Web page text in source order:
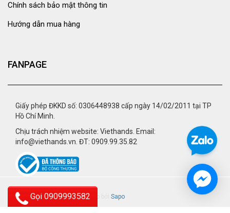
Chính sách bảo mật thông tin
Hướng dẫn mua hàng
FANPAGE
Giấy phép ĐKKD số: 0306448938 cấp ngày 14/02/2011 tại TP
Hồ Chí Minh.
Chịu trách nhiệm website: Viethands. Email:
info@viethands.vn. ĐT: 0909.99.35.82
© 2015 - viethands.vn.Cung cấp bởi Sapo
Gọi 0909993582